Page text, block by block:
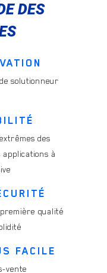
DES
solutionneur
des
à
qualité
FACILE
vente